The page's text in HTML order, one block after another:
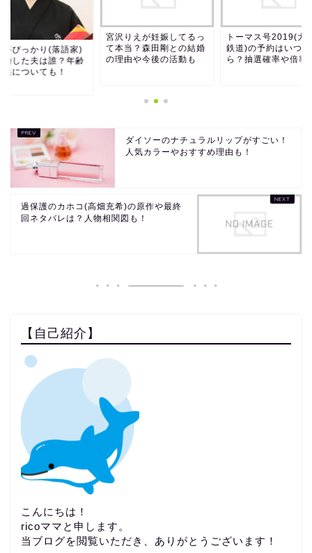
亭ぴっかり(落語家)
婚した夫は誰？年齢
供についても！
宮沢りえが妊娠してるっ
て本当？森田剛との結婚
の理由や今後の活動も
トーマス号2019(大
鉄道)の予約はいつか
ら？抽選確率や倍率
ダイソーのナチュラルリップがすごい！
人気カラーやおすすめ理由も！
過保護のカホコ(高畑充希)の原作や最終
回ネタバレは？人物相関図も！
【自己紹介】
こんにちは！
ricoママと申します。
当ブログを閲覧いただき、ありがとうございます！